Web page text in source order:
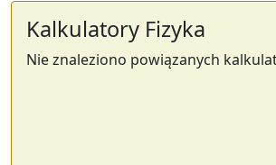
Kalkulatory Fizyka
Nie znaleziono powiązanych